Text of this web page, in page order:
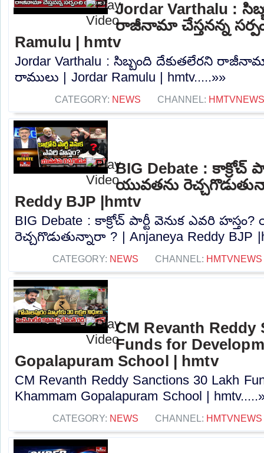
Jordar Varthalu :
రాజీనామా చేస్తనన్న
Ramulu | hmtv
Jordar Varthalu : సిబ్బంది దేకుతలేరని
రాములు | Jordar Ramulu | hmtv.....»»
CATEGORY: NEWS CHANNEL: HMTVNEWS
BIG Debate : కాక్రోచ్
యువతను
Reddy BJP |hmtv
BIG Debate : కాక్రోచ్ పార్టీ వెనుక ఎవరి
రెచ్చగొడుతున్నారా ? | Anjaneya Reddy BJP
CATEGORY: NEWS CHANNEL: HMTVNEWS
CM Revanth Reddy
Funds for
Gopalapuram School | hmtv
CM Revanth Reddy Sanctions 30 Lakh
Khammam Gopalapuram School |
CATEGORY: NEWS CHANNEL: HMTVNEWS